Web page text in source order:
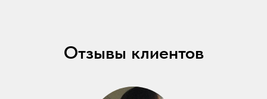
Отзывы клиентов